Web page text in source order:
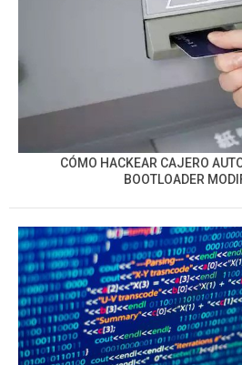
CÓMO HACKEAR CAJERO
BOOTLOADER